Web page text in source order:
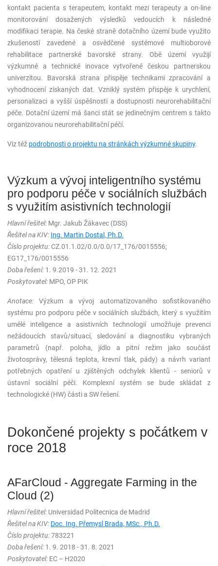
kontakt pacienta s terapeutem, kontakt mezi terapeuty a on-line
monitorování dosažených výsledků vedoucích k následné
modifikaci terapie. Na české straně dotačního území bude využito
zkušeností zavedené a osvědčené systémové multioborové
rehabilitace partnerské bavorské strany. Obě území využijí
výzkumné a technické inovace vytvořené českou partnerskou
univerzitou. Bavorská strana přispěje technikami zpracování a
vyhodnocení získaných dat. Vzniklý systém přispěje k urychlení,
personalizaci a vyšší úspěšnosti a dostupnosti neurorehabilitační
péče. Dotační území má šanci stát se jedinečným centrem s takto
organizovanou neurorehabilitační péčí.
Viz též podrobnosti o projektu na stránkách výzkumné skupiny.
Výzkum a vývoj inteligentního systému
pro podporu péče v sociálních službách
s využitím asistivních technologií
Hlavní řešitel: Mgr. Jakub Žákavec (DSS)
Řešitel na KIV: Ing. Martin Dostal, Ph.D.
Číslo projektu:CZ.01.1.02/0.0/0.0/17_176/0015556;
EG17_176/0015556
Doba řešení: 1. 9.2019 - 31. 12. 2021
Poskytovatel: MPO, OP PIK
Anotace: Výzkum a vývoj automatizovaného sofistikovaného
systému pro podporu péče v sociálních službách, který s využitím
umělé inteligence a asistivních technologií umožňuje prevenci
nežádoucích stavů/situací, sledování a diagnostiku vybraných
parametrů (např. poloha, jídlo a pitní režim jako součást
životosprávy, tělesná teplota, krevní tlak, pády) a návrh variant
potřebných opatření u zjištěných odchylek klientů - seniorů v
ústavní sociální péči. Komplexní systém se bude skládat z
technologické (HW) části a SW řešení.
Dokončené projekty s počátkem v
roce 2018
AFarCloud - Aggregate Farming in the
Cloud (2)
Hlavní řešitel: Universidad Politecnica de Madrid
Řešitel na KIV: Doc. Ing. Přemysl Brada, MSc., Ph.D.
Číslo projektu:783221
Doba řešení: 1. 9. 2018 - 31. 8. 2021
Poskytovatel: EC – H2020